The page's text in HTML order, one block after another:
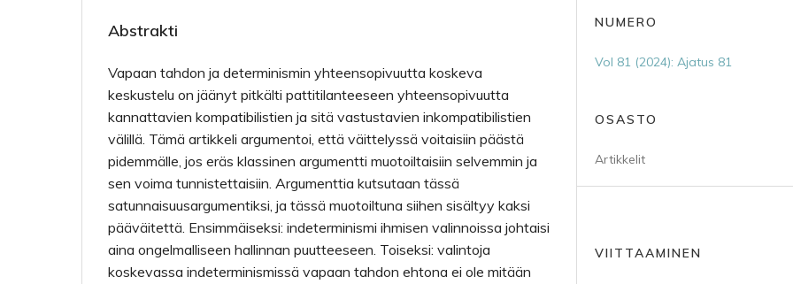
Abstrakti
Vapaan tahdon ja determinismin yhteensopivuutta koskeva
keskustelu on jäänyt pitkälti pattitilanteeseen yhteensopivuutta
kannattavien kompatibilistien ja sitä vastustavien inkompatibilistien
välillä. Tämä artikkeli argumentoi, että väittelyssä voitaisiin päästä
pidemmälle, jos eräs klassinen argumentti muotoiltaisiin selvemmin ja
sen voima tunnistettaisiin. Argumenttia kutsutaan tässä
satunnaisuusargumentiksi, ja tässä muotoiltuna siihen sisältyy kaksi
pääväitettä. Ensimmäiseksi: indeterminismi ihmisen valinnoissa johtaisi
aina ongelmalliseen hallinnan puutteeseen. Toiseksi: valintoja
koskevassa indeterminismissä vapaan tahdon ehtona ei ole mitään
NUMERO
Vol 81 (2024): Ajatus 81
OSASTO
Artikkelit
VIITTAAMINEN